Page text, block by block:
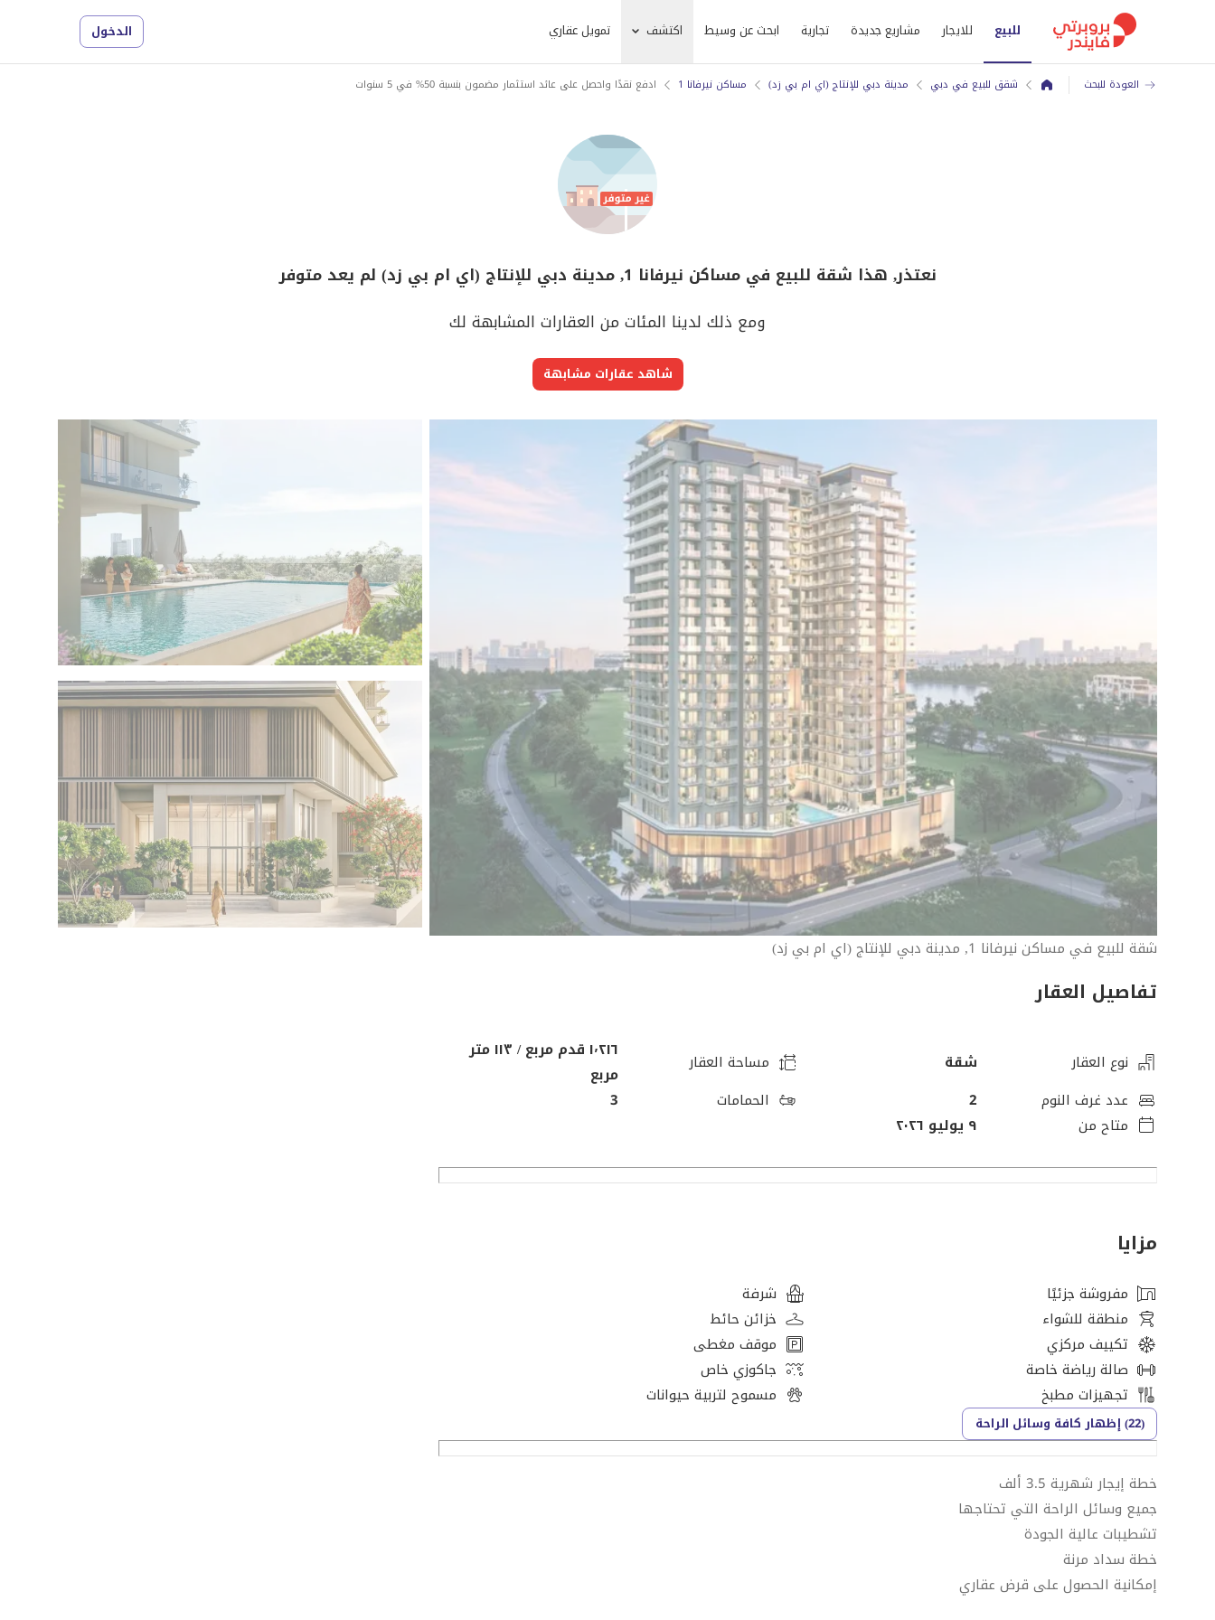
للبيع للايجار مشاريع جديدة تجارية ابحث عن وسيط اكتشف تمويل عقاري الدخول
العودة للبحث شقق للبيع في دبي مدينة دبي للإنتاج (اي ام بي زد) مساكن نيرفانا 1 ادفع نقدًا واحصل على عائد استثمار مضمون بنسبة 50% في 5 سنوات
نعتذر, هذا شقة للبيع في مساكن نيرفانا 1, مدينة دبي للإنتاج (اي ام بي زد) لم يعد متوفر
ومع ذلك لدينا المئات من العقارات المشابهة لك
شاهد عقارات مشابهة
شقة للبيع في مساكن نيرفانا 1, مدينة دبي للإنتاج (اي ام بي زد)
تفاصيل العقار
نوع العقار شقة مساحة العقار
١٬٢١٦ قدم مربع / ١١٣ متر
مربع
عدد غرف النوم
2 الحمامات
3
متاح من
٩ يوليو ٢٠٢٦
مزايا
مفروشة جزئيًا
شرفة
منطقة للشواء
خزائن حائط
تكييف مركزي
موقف مغطى
صالة رياضة خاصة
جاكوزي خاص
تجهيزات مطبخ
مسموح لتربية حيوانات
(22) إظهار كافة وسائل الراحة
خطة إيجار شهرية 3.5 ألف
جميع وسائل الراحة التي تحتاجها
تشطيبات عالية الجودة
خطة سداد مرنة
إمكانية الحصول على قرض عقاري